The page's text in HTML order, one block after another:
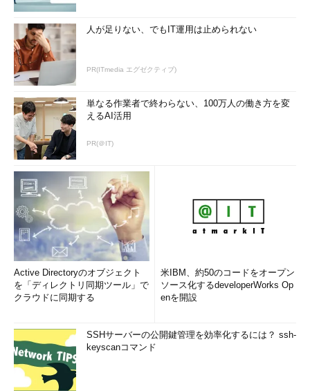
人が足りない、でもIT運用は止められない
PR(ITmedia エグゼクティブ)
単なる作業者で終わらない、100万人の働き方を変
えるAI活用
PR(＠IT)
Active Directoryのオブジェクト
を「ディレクトリ同期ツール」で
クラウドに同期する
米IBM、約50のコードをオープン
ソース化するdeveloperWorks Op
enを開設
SSHサーバーの公開鍵管理を効率化するには？ ssh-
keyscanコマンド